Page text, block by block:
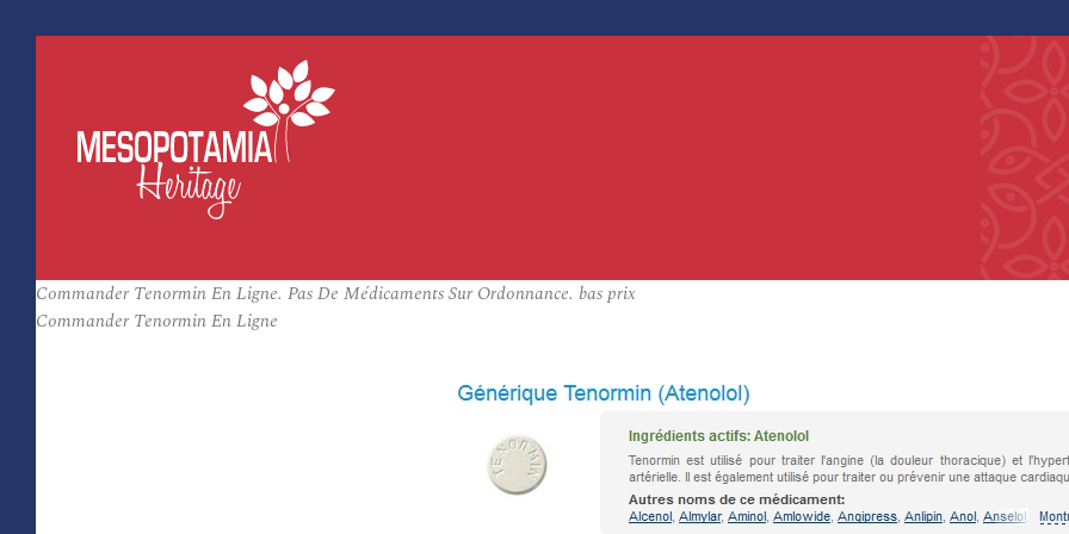
Commander Tenormin En Ligne. Pas De Médicaments Sur Ordonnance. bas prix
Commander Tenormin En Ligne